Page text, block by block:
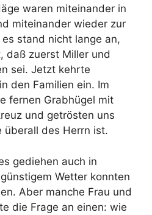
waren miteinander in
miteinander wieder zur
stand nicht lange an,
daß zuerst Miller und
sei. Jetzt kehrte
den Familien ein. Im
fernen Grabhügel mit
und getrösten uns
überall des Herrn ist.
gediehen auch in
Wetter konnten
Aber manche Frau und
die Frage an einen: wie